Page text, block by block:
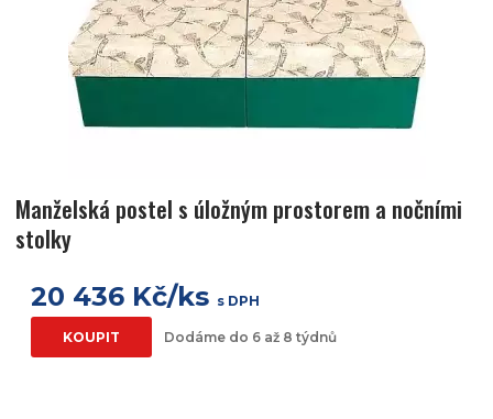
Manželská postel s úložným prostorem a nočními
stolky
20 436 Kč/ks s DPH
KOUPIT Dodáme do 6 až 8 týdnů